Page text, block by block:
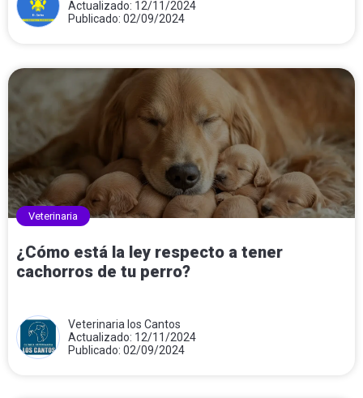
Actualizado: 12/11/2024
Publicado: 02/09/2024
Veterinaria
¿Cómo está la ley respecto a tener
cachorros de tu perro?
Veterinaria los Cantos
Actualizado: 12/11/2024
Publicado: 02/09/2024